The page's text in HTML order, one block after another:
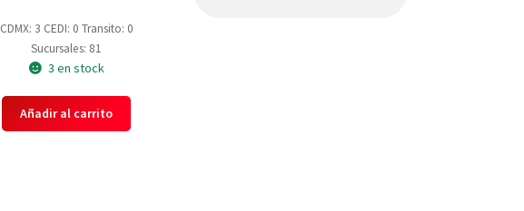
CDMX: 3 CEDI: 0 Transito: 0
Sucursales: 81
3 en stock
Añadir al carrito